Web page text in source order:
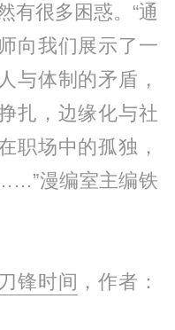
有很多困惑。“通
向我们展示了一
与体制的矛盾，
扎，边缘化与社
职场中的孤独，
漫编室主编铁
刀锋时间 ，作者：